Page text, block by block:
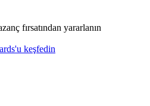
fırsatından yararlanın
keşfedin